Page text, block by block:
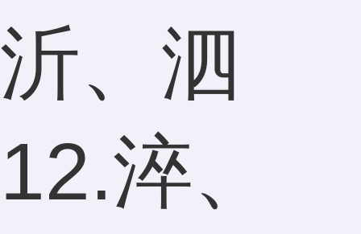
沂、泗
12.淬、